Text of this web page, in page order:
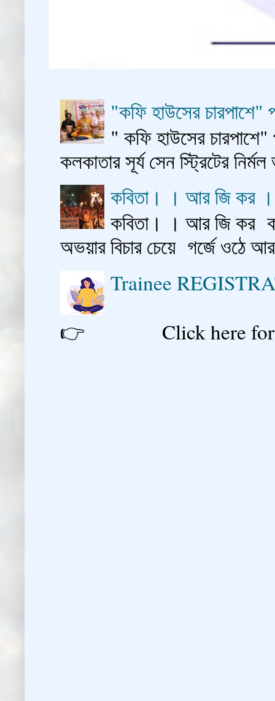
"কফি হাউসের
" কফি হাউসের
কলকাতার সূর্য সেন স্ট্রিটের
কবিতা। । আর জি কর
কবিতা। । আর জি কর
অভয়ার বিচার চেয়ে গর্জে
Trainee
👉 Click here for